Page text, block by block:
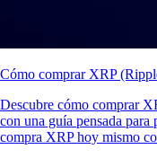
Cómo comprar XRP
Descubre cómo comprar
con una guía pensada
compra XRP hoy mismo